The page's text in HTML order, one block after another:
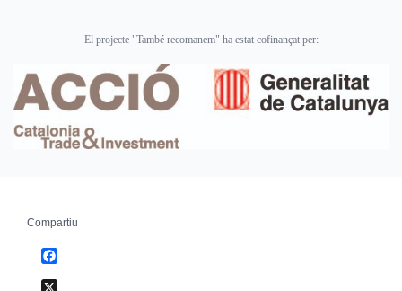
El projecte "També recomanem" ha estat cofinançat per:
Compartiu